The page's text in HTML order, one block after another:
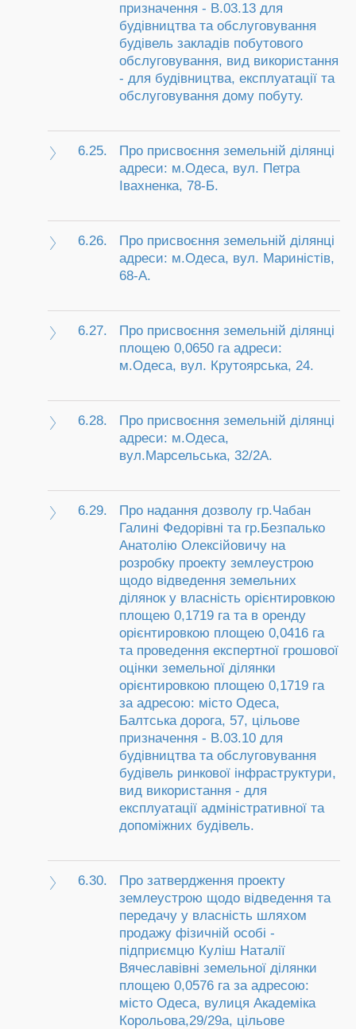
призначення - В.03.13 для
будівництва та обслуговування
будівель закладів побутового
обслуговування, вид використання
- для будівництва, експлуатації та
обслуговування дому побуту.
6.25.
Про присвоєння земельній ділянці
адреси: м.Одеса, вул. Петра
Івахненка, 78-Б.
6.26.
Про присвоєння земельній ділянці
адреси: м.Одеса, вул. Мариністів,
68-А.
6.27.
Про присвоєння земельній ділянці
площею 0,0650 га адреси:
м.Одеса, вул. Крутоярська, 24.
6.28.
Про присвоєння земельній ділянці
адреси: м.Одеса,
вул.Марсельська, 32/2А.
6.29.
Про надання дозволу гр.Чабан
Галині Федорівні та гр.Безпалько
Анатолію Олексійовичу на
розробку проекту землеустрою
щодо відведення земельних
ділянок у власність орієнтировкою
площею 0,1719 га та в оренду
орієнтировкою площею 0,0416 га
та проведення експертної грошової
оцінки земельної ділянки
орієнтировкою площею 0,1719 га
за адресою: місто Одеса,
Балтська дорога, 57, цільове
призначення - В.03.10 для
будівництва та обслуговування
будівель ринкової інфраструктури,
вид використання - для
експлуатації адміністративної та
допоміжних будівель.
6.30.
Про затвердження проекту
землеустрою щодо відведення та
передачу у власність шляхом
продажу фізичній особі -
підприємцю Куліш Наталії
Вячеславівні земельної ділянки
площею 0,0576 га за адресою:
місто Одеса, вулиця Академіка
Корольова,29/29а, цільове